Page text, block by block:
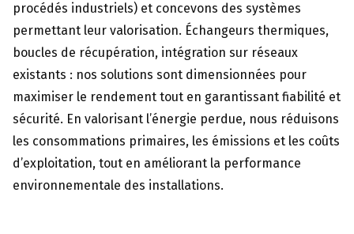
procédés industriels) et concevons des systèmes
permettant leur valorisation. Échangeurs thermiques,
boucles de récupération, intégration sur réseaux
existants : nos solutions sont dimensionnées pour
maximiser le rendement tout en garantissant fiabilité et
sécurité. En valorisant l’énergie perdue, nous réduisons
les consommations primaires, les émissions et les coûts
d’exploitation, tout en améliorant la performance
environnementale des installations.